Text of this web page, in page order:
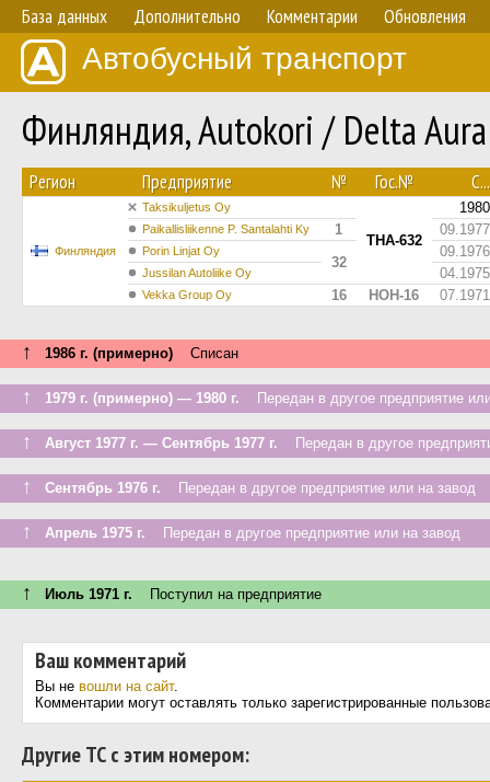
База данных Дополнительно Комментарии Обновления
Автобусный транспорт
Финляндия, Autokori / Delta
Регион Предприятие № Гос.№ С...
Финляндия
Taksikuljetus Oy
THA-632
1980
Paikallisliikenne P. Santalahti Ky 1 09.1977
Porin Linjat Oy
32
09.1976
Jussilan Autoliike Oy 04.1975
Vekka Group Oy 16 HOH-16 07.1971
↑ 1986 г. (примерно) Списан
↑ 1979 г. (примерно) — 1980 г. Передан в другое предприятие
↑ Август 1977 г. — Сентябрь 1977 г. Передан в другое
↑ Сентябрь 1976 г. Передан в другое предприятие или на завод
↑ Апрель 1975 г. Передан в другое предприятие или на завод
↑ Июль 1971 г. Поступил на предприятие
Ваш комментарий
Вы не вошли на сайт.
Комментарии могут оставлять только зарегистрированные
Другие ТС с этим номером: